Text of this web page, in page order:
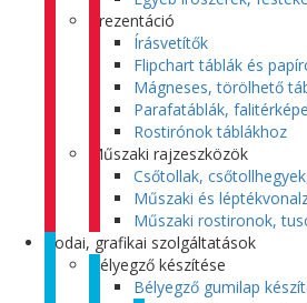
Prezentáció
Írásvetítők
Flipchart táblák és
Mágneses, törölhető
Parafatáblák,
Rostirónok táblákhoz
Műszaki rajzeszközök
Csőtollak,
Műszaki és
Műszaki rostironok,
Irodai, grafikai szolgáltatások
Bélyegző készítése
Bélyegző gumilap